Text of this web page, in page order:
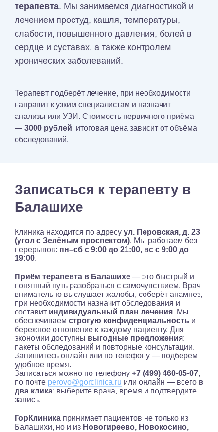
терапевта. Мы занимаемся диагностикой и
лечением простуд, кашля, температуры,
слабости, повышенного давления, болей в
сердце и суставах, а также контролем
хронических заболеваний.
Терапевт подберёт лечение, при необходимости
направит к узким специалистам и назначит
анализы или УЗИ. Стоимость первичного приёма
— 3000 рублей, итоговая цена зависит от объёма
обследований.
Записаться к терапевту в
Балашихе
Клиника находится по адресу ул. Перовская, д. 23
(угол с Зелёным проспектом). Мы работаем без
перерывов: пн–сб с 9:00 до 21:00, вс с 9:00 до
19:00.
Приём терапевта в Балашихе — это быстрый и
понятный путь разобраться с самочувствием. Врач
внимательно выслушает жалобы, соберёт анамнез,
при необходимости назначит обследования и
составит индивидуальный план лечения. Мы
обеспечиваем строгую конфиденциальность и
бережное отношение к каждому пациенту. Для
экономии доступны выгодные предложения:
пакеты обследований и повторные консультации.
Запишитесь онлайн или по телефону — подберём
удобное время.
Записаться можно по телефону +7 (499) 460-05-07,
по почте perovo@gorclinica.ru или онлайн — всего в
два клика: выберите врача, время и подтвердите
запись.
ГорКлиника принимает пациентов не только из
Балашихи, но и из Новогиреево, Новокосино,